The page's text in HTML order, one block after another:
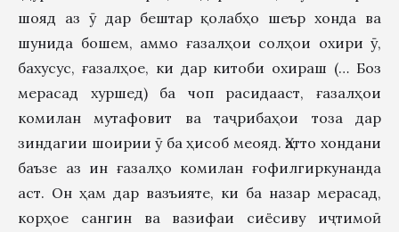
шояд аз ӯ дар бештар қолабҳо шеър хонда ва
шунида бошем, аммо ғазалҳои солҳои охири ӯ,
бахусус, ғазалҳое, ки дар китоби охираш (… Боз
мерасад хуршед) ба чоп расидааст, ғазалҳои
комилан мутафовит ва таҷрибаҳои тоза дар
зиндагии шоирии ӯ ба ҳисоб меояд. Ҳатто хондани
баъзе аз ин ғазалҳо комилан ғофилгиркунанда
аст. Он ҳам дар вазъияте, ки ба назар мерасад,
корҳое сангин ва вазифаи сиёсиву иҷтимоӣ